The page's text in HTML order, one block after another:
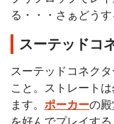
る・・・さぁどうす
スーテッドコ
スーテッドコネク
こと。ストレート
ます。 ポーカーの